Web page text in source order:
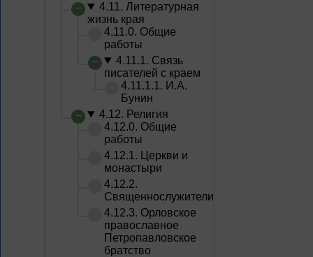
4.11. Литературная
жизнь края
4.11.0. Общие
работы
4.11.1. Связь
писателей с краем
4.11.1.1. И.А.
Бунин
4.12. Религия
4.12.0. Общие
работы
4.12.1. Церкви и
монастыри
4.12.2.
Священнослужители
4.12.3. Орловское
православное
Петропавловское
братство